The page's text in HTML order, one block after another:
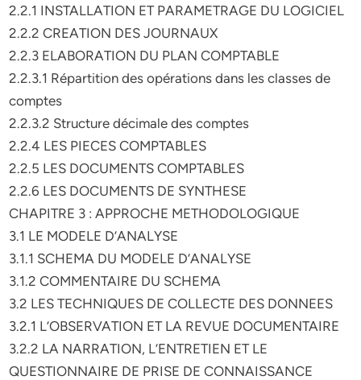
2.2.1 INSTALLATION ET PARAMETRAGE DU LOGICIEL
2.2.2 CREATION DES JOURNAUX
2.2.3 ELABORATION DU PLAN COMPTABLE
2.2.3.1 Répartition des opérations dans les classes de
comptes
2.2.3.2 Structure décimale des comptes
2.2.4 LES PIECES COMPTABLES
2.2.5 LES DOCUMENTS COMPTABLES
2.2.6 LES DOCUMENTS DE SYNTHESE
CHAPITRE 3 : APPROCHE METHODOLOGIQUE
3.1 LE MODELE D’ANALYSE
3.1.1 SCHEMA DU MODELE D’ANALYSE
3.1.2 COMMENTAIRE DU SCHEMA
3.2 LES TECHNIQUES DE COLLECTE DES DONNEES
3.2.1 L’OBSERVATION ET LA REVUE DOCUMENTAIRE
3.2.2 LA NARRATION, L’ENTRETIEN ET LE
QUESTIONNAIRE DE PRISE DE CONNAISSANCE